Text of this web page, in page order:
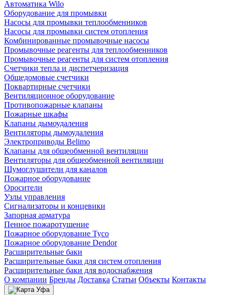
Автоматика Wilo
Оборудование для промывки
Насосы для промывки теплообменников
Насосы для промывки систем отопления
Комбинированные промывочные насосы
Промывочные реагенты для теплообменников
Промывочные реагенты для систем отопления
Счетчики тепла и диспетчеризация
Общедомовые счетчики
Поквартирные счетчики
Вентиляционное оборудование
Противопожарные клапаны
Пожарные шкафы
Клапаны дымоудаления
Вентиляторы дымоудаления
Электроприводы Belimo
Клапаны для общеобменной вентиляции
Вентиляторы для общеобменной вентиляции
Шумоглушители для каналов
Пожарное оборудование
Оросители
Узлы управления
Сигнализаторы и концевики
Запорная арматура
Пенное пожаротушение
Пожарное оборудование Tyco
Пожарное оборудование Dendor
Расширительные баки
Расширительные баки для систем отопления
Расширительные баки для водоснабжения
О компании Бренды Доставка Статьи Объекты Контакты
Уфа